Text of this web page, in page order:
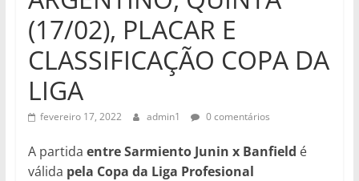
(17/02), PLACAR E
CLASSIFICAÇÃO COPA DA
LIGA
fevereiro 17, 2022 admin1 0 comentários
A partida entre Sarmiento Junin x Banfield é
válida pela Copa da Liga Profesional